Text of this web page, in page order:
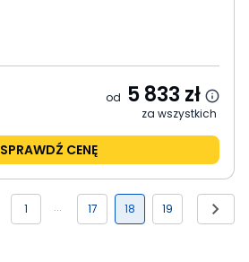
od 5 833 zł
za wszystkich
SPRAWDŹ CENĘ
1 17 18 19